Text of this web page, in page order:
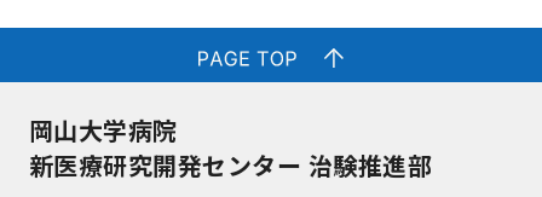
岡山大学病院
新医療研究開発センター 治験推進部